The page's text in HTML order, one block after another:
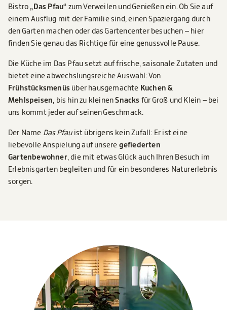
Bistro„Das Pfau“ zum Verweilen und Genießen ein. Ob Sie auf
einem Ausflug mit der Familie sind, einen Spaziergang durch
den Garten machen oder das Gartencenter besuchen – hier
finden Sie genau das Richtige für eine genussvolle Pause.
Die Küche im Das Pfau setzt auf frische, saisonale Zutaten und
bietet eine abwechslungsreiche Auswahl: Von
Frühstücksmenüs über hausgemachte Kuchen &
Mehlspeisen, bis hin zu kleinenSnacks für Groß und Klein – bei
uns kommt jeder auf seinen Geschmack.
Der Name Das Pfauist übrigens kein Zufall: Er ist eine
liebevolle Anspielung auf unsere gefiederten
Gartenbewohner, die mit etwas Glück auch Ihren Besuch im
Erlebnisgarten begleiten und für ein besonderes Naturerlebnis
sorgen.